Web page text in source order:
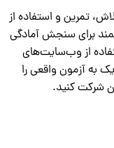
تمرین و استفاده از
برای سنجش آمادگی
از وب‌سایت‌های
به آزمون واقعی را
شرکت کنید.